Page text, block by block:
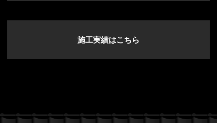
施工実績はこちら